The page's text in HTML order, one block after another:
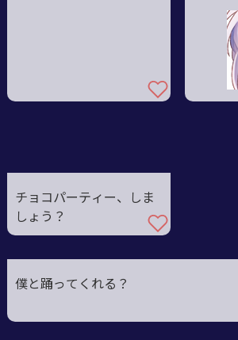
チョコパーティー、しま
しょう？
僕と踊ってくれる？